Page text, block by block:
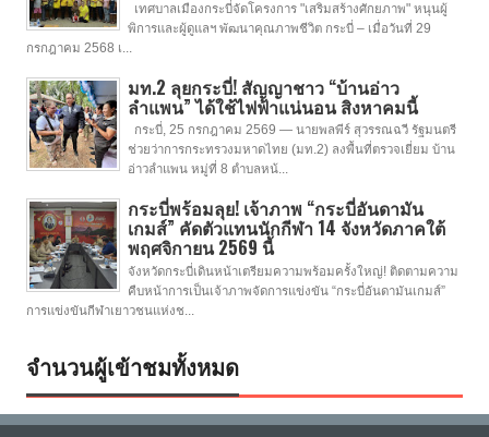
เทศบาลเมืองกระบี่จัดโครงการ "เสริมสร้างศักยภาพ" หนุนผู้
พิการและผู้ดูแลฯ พัฒนาคุณภาพชีวิต กระบี่ – เมื่อวันที่ 29
กรกฎาคม 2568 เ...
มท.2 ลุยกระบี่! สัญญาชาว “บ้านอ่าว
ลำแพน” ได้ใช้ไฟฟ้าแน่นอน สิงหาคมนี้
กระบี่, 25 กรกฎาคม 2569 — นายพลพีร์ สุวรรณฉวี รัฐมนตรี
ช่วยว่าการกระทรวงมหาดไทย (มท.2) ลงพื้นที่ตรวจเยี่ยม บ้าน
อ่าวลำแพน หมู่ที่ 8 ตำบลหน้...
กระบี่พร้อมลุย! เจ้าภาพ “กระบี่อันดามัน
เกมส์” คัดตัวแทนนักกีฬา 14 จังหวัดภาคใต้
พฤศจิกายน 2569 นี้
จังหวัดกระบี่เดินหน้าเตรียมความพร้อมครั้งใหญ่! ติดตามความ
คืบหน้าการเป็นเจ้าภาพจัดการแข่งขัน “กระบี่อันดามันเกมส์”
การแข่งขันกีฬาเยาวชนแห่งช...
จำนวนผู้เข้าชมทั้งหมด